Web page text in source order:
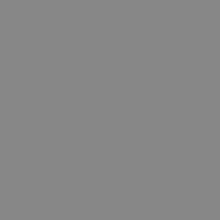
service om de
- wat een
onderscheiden
klant-ID. Het is
om
leveren, zoals